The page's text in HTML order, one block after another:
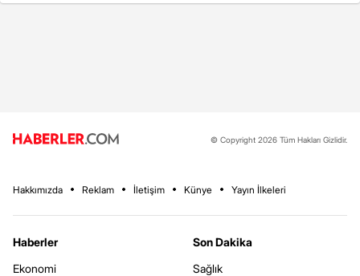
© Copyright 2026 Tüm Hakları Gizlidir.
Hakkımızda Reklam İletişim Künye Yayın İlkeleri
Haberler
Ekonomi
Son Dakika
Sağlık